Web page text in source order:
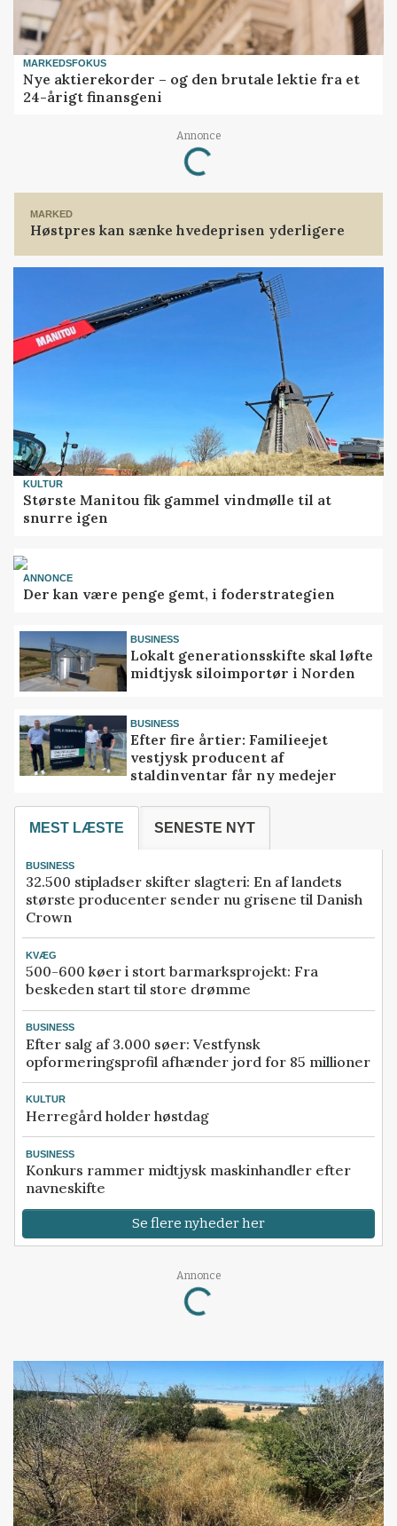
MARKEDSFOKUS
Nye aktierekorder – og den brutale lektie fra et
24-årigt finansgeni
Annonce
Loading...
MARKED
Høstpres kan sænke hvedeprisen yderligere
KULTUR
Største Manitou fik gammel vindmølle til at
snurre igen
ANNONCE
Der kan være penge gemt, i foderstrategien
BUSINESS
Lokalt generationsskifte skal løfte
midtjysk siloimportør i Norden
BUSINESS
Efter fire årtier: Familieejet
vestjysk producent af
staldinventar får ny medejer
MEST LÆSTE SENESTE NYT
BUSINESS
32.500 stipladser skifter slagteri: En af landets
største producenter sender nu grisene til Danish
Crown
KVÆG
500-600 køer i stort barmarksprojekt: Fra
beskeden start til store drømme
BUSINESS
Efter salg af 3.000 søer: Vestfynsk
opformeringsprofil afhænder jord for 85 millioner
KULTUR
Herregård holder høstdag
BUSINESS
Konkurs rammer midtjysk maskinhandler efter
navneskifte
Se flere nyheder her
Annonce
Loading...